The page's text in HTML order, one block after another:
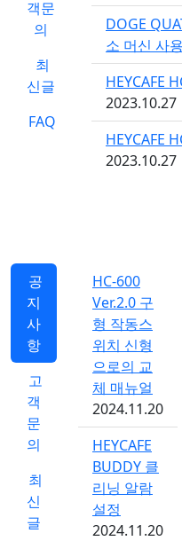
객문
의
최
신글
FAQ
DOGE
소 머신 사
HEYCAFE
2023.10.27
HEYCAFE
2023.10.27
공
지
사
항
고
객
문
의
최
신
글
HC-600
Ver.2.0 구
형 작동스
위치 신형
으로의 교
체 매뉴얼
2024.11.20
HEYCAFE
BUDDY 클
리닝 알람
설정
2024.11.20